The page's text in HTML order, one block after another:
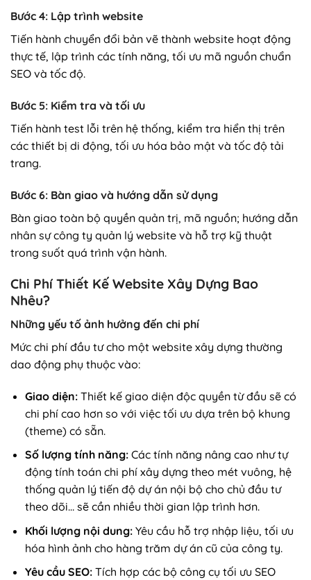
Bước 4: Lập trình website
Tiến hành chuyển đổi bản vẽ thành website hoạt động
thực tế, lập trình các tính năng, tối ưu mã nguồn chuẩn
SEO và tốc độ.
Bước 5: Kiểm tra và tối ưu
Tiến hành test lỗi trên hệ thống, kiểm tra hiển thị trên
các thiết bị di động, tối ưu hóa bảo mật và tốc độ tải
trang.
Bước 6: Bàn giao và hướng dẫn sử dụng
Bàn giao toàn bộ quyền quản trị, mã nguồn; hướng dẫn
nhân sự công ty quản lý website và hỗ trợ kỹ thuật
trong suốt quá trình vận hành.
Chi Phí Thiết Kế Website Xây Dựng Bao
Nhêu?
Những yếu tố ảnh hưởng đến chi phí
Mức chi phí đầu tư cho một website xây dựng thường
dao động phụ thuộc vào:
Giao diện:Thiết kế giao diện độc quyền từ đầu sẽ có
chi phí cao hơn so với việc tối ưu dựa trên bộ khung
(theme) có sẵn.
Số lượng tính năng:Các tính năng nâng cao như tự
động tính toán chi phí xây dựng theo mét vuông, hệ
thống quản lý tiến độ dự án nội bộ cho chủ đầu tư
theo dõi… sẽ cần nhiều thời gian lập trình hơn.
Khối lượng nội dung:Yêu cầu hỗ trợ nhập liệu, tối ưu
hóa hình ảnh cho hàng trăm dự án cũ của công ty.
Yêu cầu SEO:Tích hợp các bộ công cụ tối ưu SEO